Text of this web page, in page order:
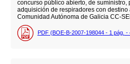
concurso público abierto, de suministro,
adquisición de respiradores con destino
Comunidad Autónoma de Galicia CC-
PDF (BOE-B-2007-198044 - 1 pág. -